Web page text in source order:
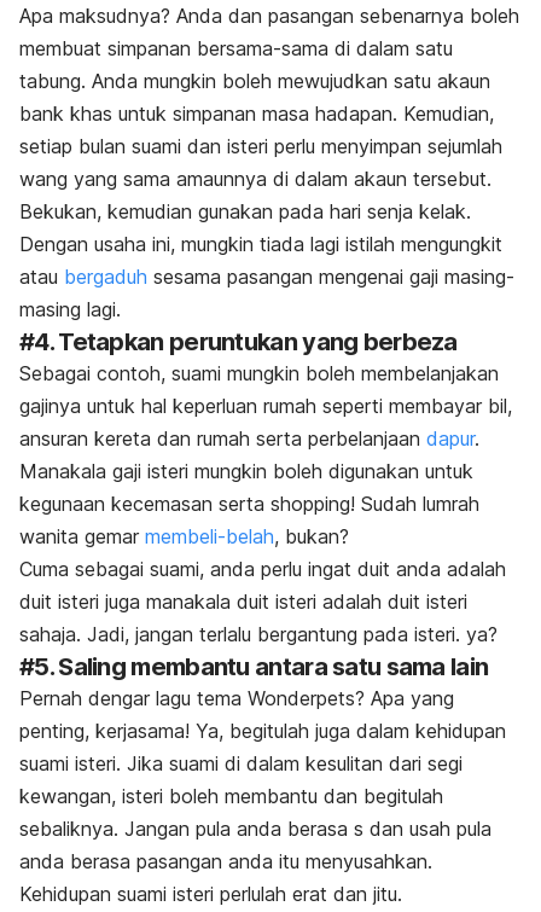
Apa maksudnya? Anda dan pasangan sebenarnya boleh
membuat simpanan bersama-sama di dalam satu
tabung. Anda mungkin boleh mewujudkan satu akaun
bank khas untuk simpanan masa hadapan. Kemudian,
setiap bulan suami dan isteri perlu menyimpan sejumlah
wang yang sama amaunnya di dalam akaun tersebut.
Bekukan, kemudian gunakan pada hari senja kelak.
Dengan usaha ini, mungkin tiada lagi istilah mengungkit
atau bergaduh sesama pasangan mengenai gaji masing-
masing lagi.
#4. Tetapkan peruntukan yang berbeza
Sebagai contoh, suami mungkin boleh membelanjakan
gajinya untuk hal keperluan rumah seperti membayar bil,
ansuran kereta dan rumah serta perbelanjaan dapur.
Manakala gaji isteri mungkin boleh digunakan untuk
kegunaan kecemasan serta shopping! Sudah lumrah
wanita gemar membeli-belah, bukan?
Cuma sebagai suami, anda perlu ingat duit anda adalah
duit isteri juga manakala duit isteri adalah duit isteri
sahaja. Jadi, jangan terlalu bergantung pada isteri. ya?
#5. Saling membantu antara satu sama lain
Pernah dengar lagu tema Wonderpets? Apa yang
penting, kerjasama! Ya, begitulah juga dalam kehidupan
suami isteri. Jika suami di dalam kesulitan dari segi
kewangan, isteri boleh membantu dan begitulah
sebaliknya. Jangan pula anda berasa s dan usah pula
anda berasa pasangan anda itu menyusahkan.
Kehidupan suami isteri perlulah erat dan jitu.